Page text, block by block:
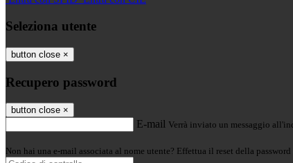
Seleziona utente
button close ×
Recupero password
button close ×
E-mail Verrà inviato un messaggio
Non hai una e-mail associata al nome utente? Effettua il reset della